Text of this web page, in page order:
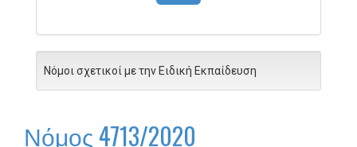
Νόμοι σχετικοί με την Ειδική Εκπαίδευση
Νόμος 4713/2020